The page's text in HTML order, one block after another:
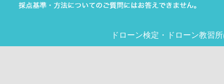
ドローン検定 ・ ドローン教習所